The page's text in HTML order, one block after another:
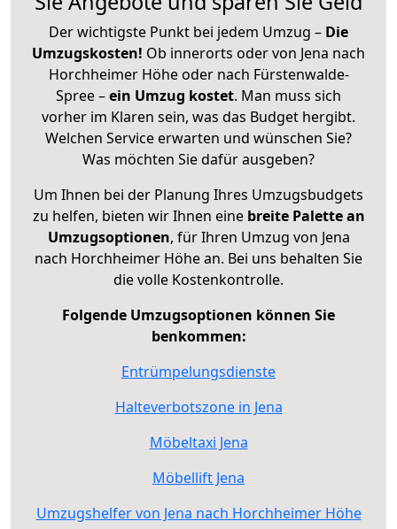
Der wichtigste Punkt bei jedem Umzug – Die
Umzugskosten! Ob innerorts oder von Jena nach
Horchheimer Höhe oder nach Fürstenwalde-
Spree –ein Umzug kostet. Man muss sich
vorher im Klaren sein, was das Budget hergibt.
Welchen Service erwarten und wünschen Sie?
Was möchten Sie dafür ausgeben?
Um Ihnen bei der Planung Ihres Umzugsbudgets
zu helfen, bieten wir Ihnen eine breite Palette an
Umzugsoptionen, für Ihren Umzug von Jena
nach Horchheimer Höhe an. Bei uns behalten Sie
die volle Kostenkontrolle.
Folgende Umzugsoptionen können Sie
benkommen:
Entrümpelungsdienste
Halteverbotszone in Jena
Möbeltaxi Jena
Möbellift Jena
Umzugshelfer von Jena nach Horchheimer Höhe